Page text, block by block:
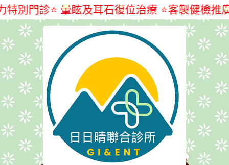
暈眩及耳石復位治療 ⭐客製健檢推廣中，歡